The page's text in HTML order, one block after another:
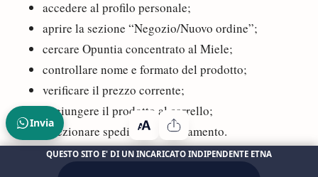
accedere al profilo personale;
aprire la sezione “Negozio/Nuovo ordine”;
cercare Opuntia concentrato al Miele;
controllare nome e formato del prodotto;
verificare il prezzo corrente;
aggiungere il prodotto al carrello;
selezionare spedizione e pagamento.
Invia
QUESTO SITO E' DI UN INCARICATO INDIPENDENTE ETNA